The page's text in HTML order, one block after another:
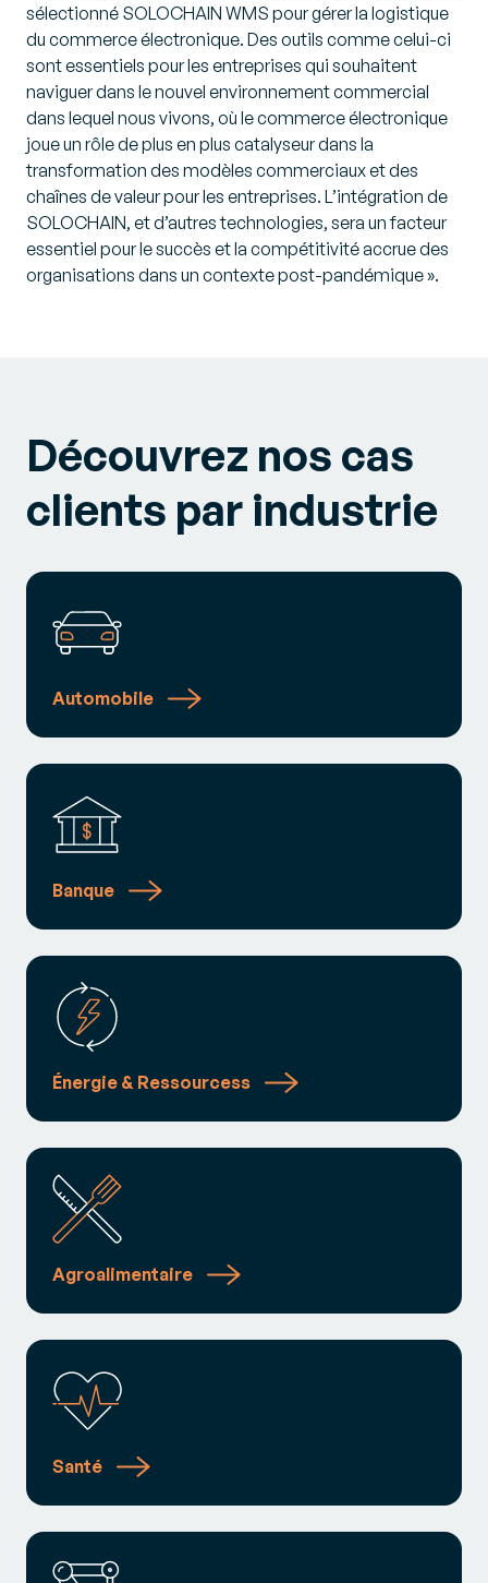
sélectionné SOLOCHAIN WMS pour gérer la logistique
du commerce électronique. Des outils comme celui-ci
sont essentiels pour les entreprises qui souhaitent
naviguer dans le nouvel environnement commercial
dans lequel nous vivons, où le commerce électronique
joue un rôle de plus en plus catalyseur dans la
transformation des modèles commerciaux et des
chaînes de valeur pour les entreprises. L’intégration de
SOLOCHAIN, et d’autres technologies, sera un facteur
essentiel pour le succès et la compétitivité accrue des
organisations dans un contexte post-pandémique ».
Découvrez nos cas
clients par industrie
Automobile
Banque
Énergie & Ressourcess
Agroalimentaire
Santé